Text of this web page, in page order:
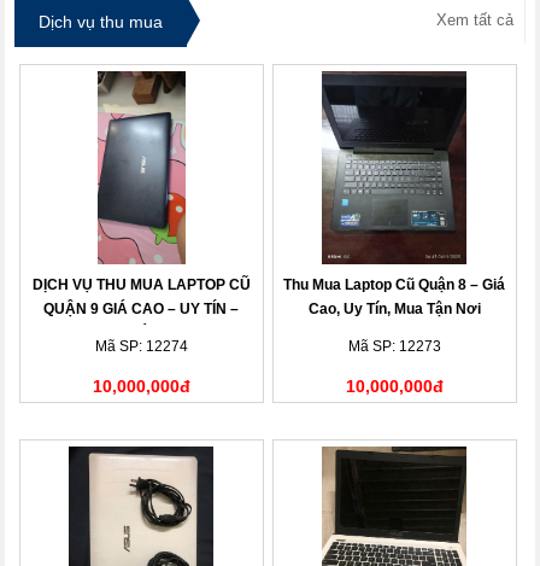
Dịch vụ thu mua Xem tất cả
DỊCH VỤ THU MUA LAPTOP CŨ
QUẬN 9 GIÁ CAO – UY TÍN –
Mã SP: 12274
10,000,000đ
Thu Mua Laptop Cũ Quận 8 – Giá
Cao, Uy Tín, Mua Tận Nơi
Mã SP: 12273
10,000,000đ